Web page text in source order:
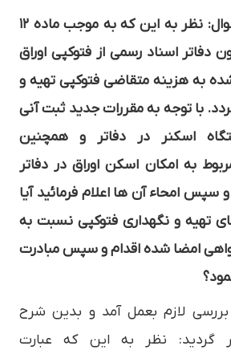
در خصوص سوال: نظر به این که به موجب ماده ۱۲
دفاتر اسناد رسمی از فتوکپی اوراق
به هزینه متقاضی فتوکپی تهیه و
با توجه به مقررات جدید ثبت آنی
اسکنر در دفاتر و همچنین
به امکان اسکن اوراق در دفاتر
سپس امحاء آن ها اعلام فرمائید آیا
تهیه و نگهداری فتوکپی نسبت به
امضا شده اقدام و سپس مبادرت
لازم بعمل آمد و بدین شرح
گردید: نظر به این که عبارت